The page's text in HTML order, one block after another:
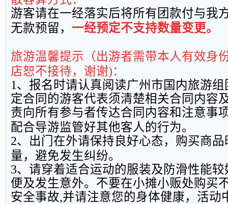
游客请在一经落实后将所有团款付与我
无款预留， 一经预定不支持数量变更。
旅游温馨提示（出游者需带本人有效身
店恕不接待，谢谢)：
1、报名时请认真阅读广州市国内旅游
定合同的游客代表须清楚相关合同内容
责向所有参与者传达合同内容和注意事
配合导游监管好其他客人的行为。
2、出门在外请保持良好心态，购买商
量，避免发生纠纷。
3、请穿着适合运动的服装及防滑性能
便及发生意外。不要在小摊小贩处购买
安全事故,并请注意您的身体健康，活动